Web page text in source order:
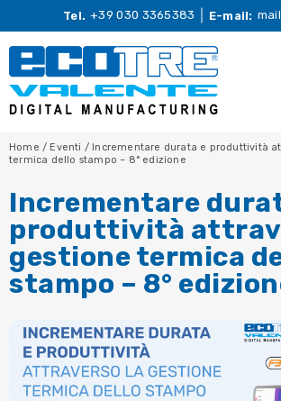
Tel. +39 030 3365383 E-mail:
Home / Eventi / Incrementare durata e produttività
termica dello stampo – 8° edizione
Incrementare
produttività
gestione termica
stampo – 8°